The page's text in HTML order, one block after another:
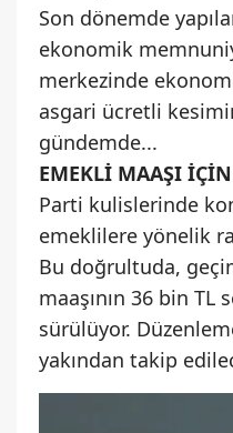
Son dönemde
ekonomik
merkezinde
asgari ücretli
gündemde...
EMEKLİ MAAŞI
Parti kulislerinde
emeklilere yönelik
Bu doğrultuda,
maaşının 36 bin
sürülüyor.
yakından takip